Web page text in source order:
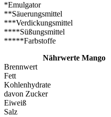
*Emulgator
**Säuerungsmittel
***Verdickungsmittel
****Süßungsmittel
*****Farbstoffe
Nährwerte Mango
Brennwert
Fett
Kohlenhydrate
davon Zucker
Eiweiß
Salz